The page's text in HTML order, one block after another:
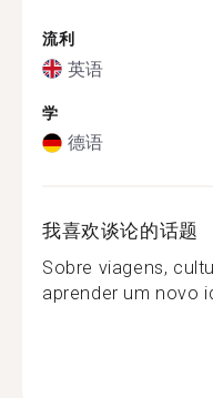
流利
英语
学
德语
我喜欢谈论的话题
Sobre viagens,
aprender um novo